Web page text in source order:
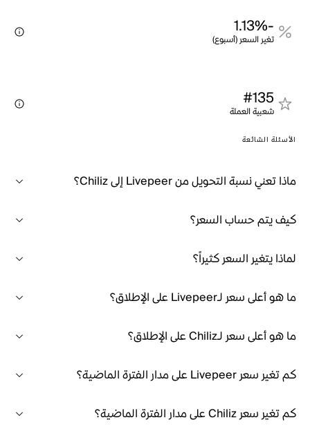
-1.13%
تغير السعر (أسبوع)
#135
شعبية العملة
الأسئلة الشائعة
ماذا تعني نسبة التحويل من Livepeer إلى Chiliz؟
كيف يتم حساب السعر؟
لماذا يتغير السعر كثيراً؟
ما هو أعلى سعر لـLivepeer على الإطلاق؟
ما هو أعلى سعر لـChiliz على الإطلاق؟
كم تغير سعر Livepeer على مدار الفترة الماضية؟
كم تغير سعر Chiliz على مدار الفترة الماضية؟